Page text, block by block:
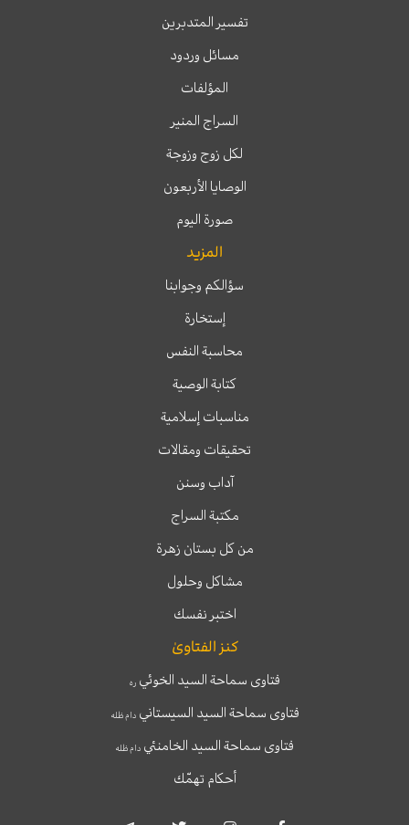
تفسير المتدبرين
مسائل وردود
المؤلفات
السراج المنير
لكل زوج وزوجة
الوصايا الأربعون
صورة اليوم
المزيد
سؤالكم وجوابنا
إستخارة
محاسبة النفس
كتابة الوصية
مناسبات إسلامية
تحقيقات ومقالات
آداب وسنن
مكتبة السراج
من كل بستان زهرة
مشاكل وحلول
اختبر نفسك
كنز الفتاوىٰ
فتاوى سماحة السيد الخوئيره
فتاوى سماحة السيد السيستانيدام ظله
فتاوى سماحة السيد الخامنئي دام ظله
أحكام تهمّك
a